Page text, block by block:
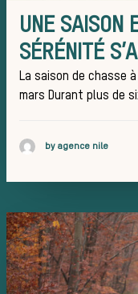
UNE SAISON
SÉRÉNITÉ
La saison de chasse
mars Durant plus de
by agence nile